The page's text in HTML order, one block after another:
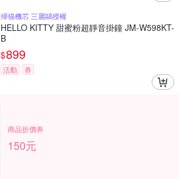
掃描機芯 三麗鷗授權
HELLO KITTY 甜蜜粉超靜音掛鐘 JM-W598KT-
B
$899
活動 券
商品折價券
150元